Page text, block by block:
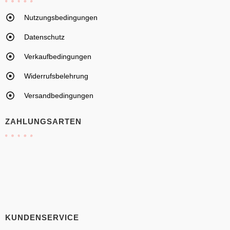
Nutzungsbedingungen
Datenschutz
Verkaufbedingungen
Widerrufsbelehrung
Versandbedingungen
ZAHLUNGSARTEN
KUNDENSERVICE